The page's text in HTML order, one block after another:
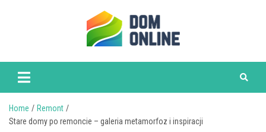
www.domonline.pl
Home
Remont
Stare domy po remoncie – galeria metamorfoz i inspiracji